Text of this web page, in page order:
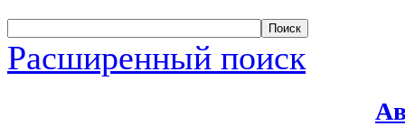
Расширенный поиск